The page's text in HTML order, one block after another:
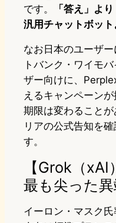
です。
「答え」よ
汎用チャットボッ
なお日本のユーザ
トバンク・ワイモ
ザー向けに、
えるキャンペーン
期限は変わること
リアの公式告知を
す。
【Grok（xAI
最も尖った異
イーロン・マスク